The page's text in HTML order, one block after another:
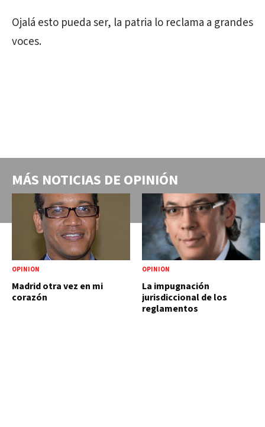
Ojalá esto pueda ser, la patria lo reclama a grandes
voces.
MÁS NOTICIAS DE OPINIÓN
OPINIÓN
Madrid otra vez en mi
corazón
OPINIÓN
La impugnación
jurisdiccional de los
reglamentos